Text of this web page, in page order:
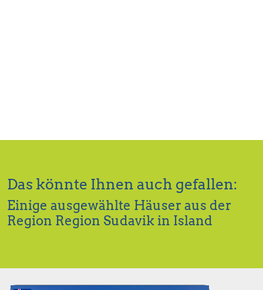
Das könnte Ihnen auch gefallen:
Einige ausgewählte Häuser aus der
Region Region Sudavik in Island